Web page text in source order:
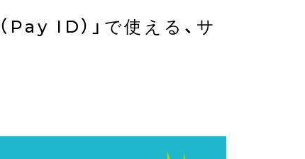
ID）」で使える、サ